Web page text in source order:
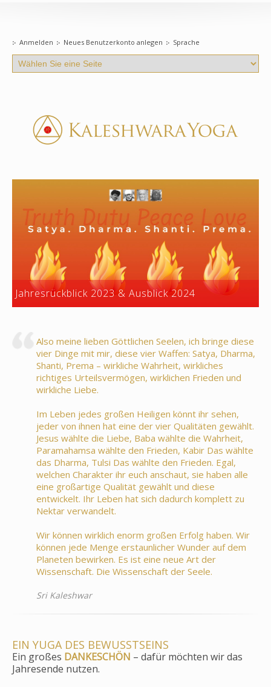
Anmelden Neues Benutzerkonto anlegen Sprache
Jahresrückblick 2023 & Ausblick 2024
Also meine lieben Göttlichen Seelen, ich bringe diese
vier Dinge mit mir, diese vier Waffen: Satya, Dharma,
Shanti, Prema – wirkliche Wahrheit, wirkliches
richtiges Urteilsvermögen, wirklichen Frieden und
wirkliche Liebe.
Im Leben jedes großen Heiligen könnt ihr sehen,
jeder von ihnen hat eine der vier Qualitäten gewählt.
Jesus wählte die Liebe, Baba wählte die Wahrheit,
Paramahamsa wählte den Frieden, Kabir Das wählte
das Dharma, Tulsi Das wählte den Frieden. Egal,
welchen Charakter ihr euch anschaut, sie haben alle
eine großartige Qualität gewählt und diese
entwickelt. Ihr Leben hat sich dadurch komplett zu
Nektar verwandelt.
Wir können wirklich enorm großen Erfolg haben. Wir
können jede Menge erstaunlicher Wunder auf dem
Planeten bewirken. Es ist eine neue Art der
Wissenschaft. Die Wissenschaft der Seele.
Sri Kaleshwar
EIN YUGA DES BEWUSSTSEINS
Ein großes DANKESCHÖN – dafür möchten wir das
Jahresende nutzen.